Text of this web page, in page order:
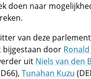
doen naar
van deze
bijgestaan door
uit Niels van den
Tunahan Kuzu